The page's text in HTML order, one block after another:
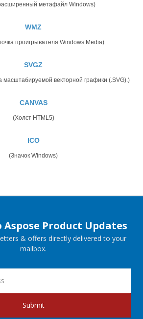
метафайл Windows)
WMZ
проигрывателя Windows Media)
SVGZ
векторной графики (.SVG).)
CANVAS
(Холст HTML5)
ICO
(Значок Windows)
Aspose Product Updates
& offers directly delivered to your
mailbox.
Submit